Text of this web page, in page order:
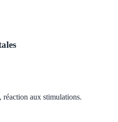
réaction aux stimulations.